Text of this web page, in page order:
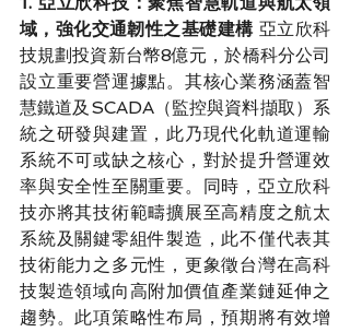
域，強化交通韌性之基礎建構 亞立欣科
技規劃投資新台幣8億元，於橋科分公司
設立重要營運據點。其核心業務涵蓋智
慧鐵道及SCADA（監控與資料擷取）系
統之研發與建置，此乃現代化軌道運輸
系統不可或缺之核心，對於提升營運效
率與安全性至關重要。同時，亞立欣科
技亦將其技術範疇擴展至高精度之航太
系統及關鍵零組件製造，此不僅代表其
技術能力之多元性，更象徵台灣在高科
技製造領域向高附加價值產業鏈延伸之
趨勢。此項策略性布局，預期將有效增